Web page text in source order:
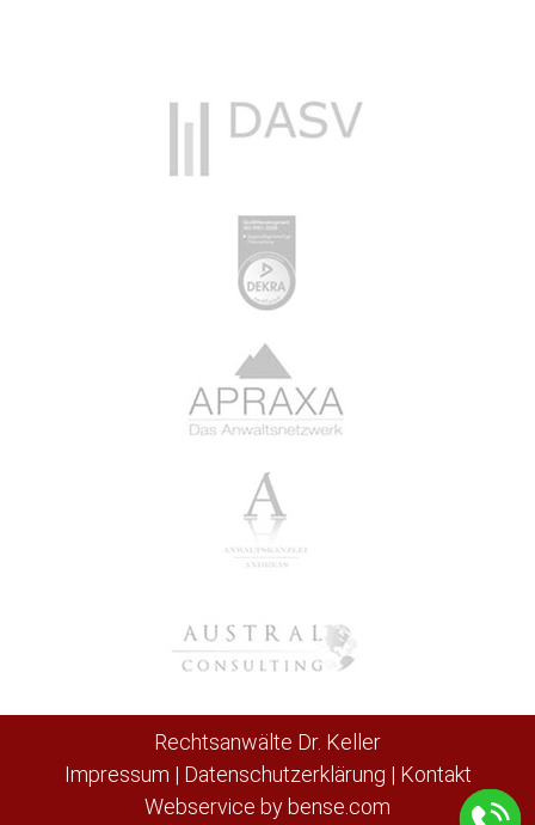
Rechtsanwälte Dr. Keller
Impressum | Datenschutzerklärung | Kontakt
Webservice bybense.com